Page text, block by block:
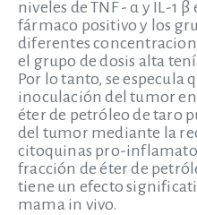
niveles de TNF - α y IL-1
fármaco positivo y los
diferentes
el grupo de dosis alta
Por lo tanto, se especula
inoculación del tumor
éter de petróleo de taro
del tumor mediante la
citoquinas pro-
fracción de éter de
tiene un efecto
mama in vivo.